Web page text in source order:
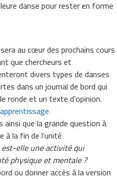
danse pour rester en forme
au cœur des prochains cours
que chercheurs et
divers types de danses
dans un journal de bord qui
ronde et un texte d’opinion.
ainsi que la grande question à
à la fin de l’unité
est-elle une activité qui
physique et mentale ?
ou donner accès à la version